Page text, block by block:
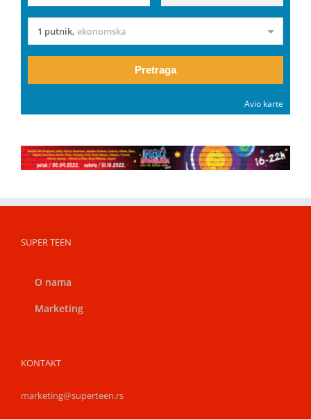
1 putnik, ekonomska
Pretraga
Avio karte
SUPER TEEN
O nama
Marketing
KONTAKT
marketing@superteen.rs